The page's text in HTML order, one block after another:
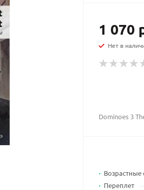
1 070
Нет в
Dominoes 3
Возрастные
Переплет